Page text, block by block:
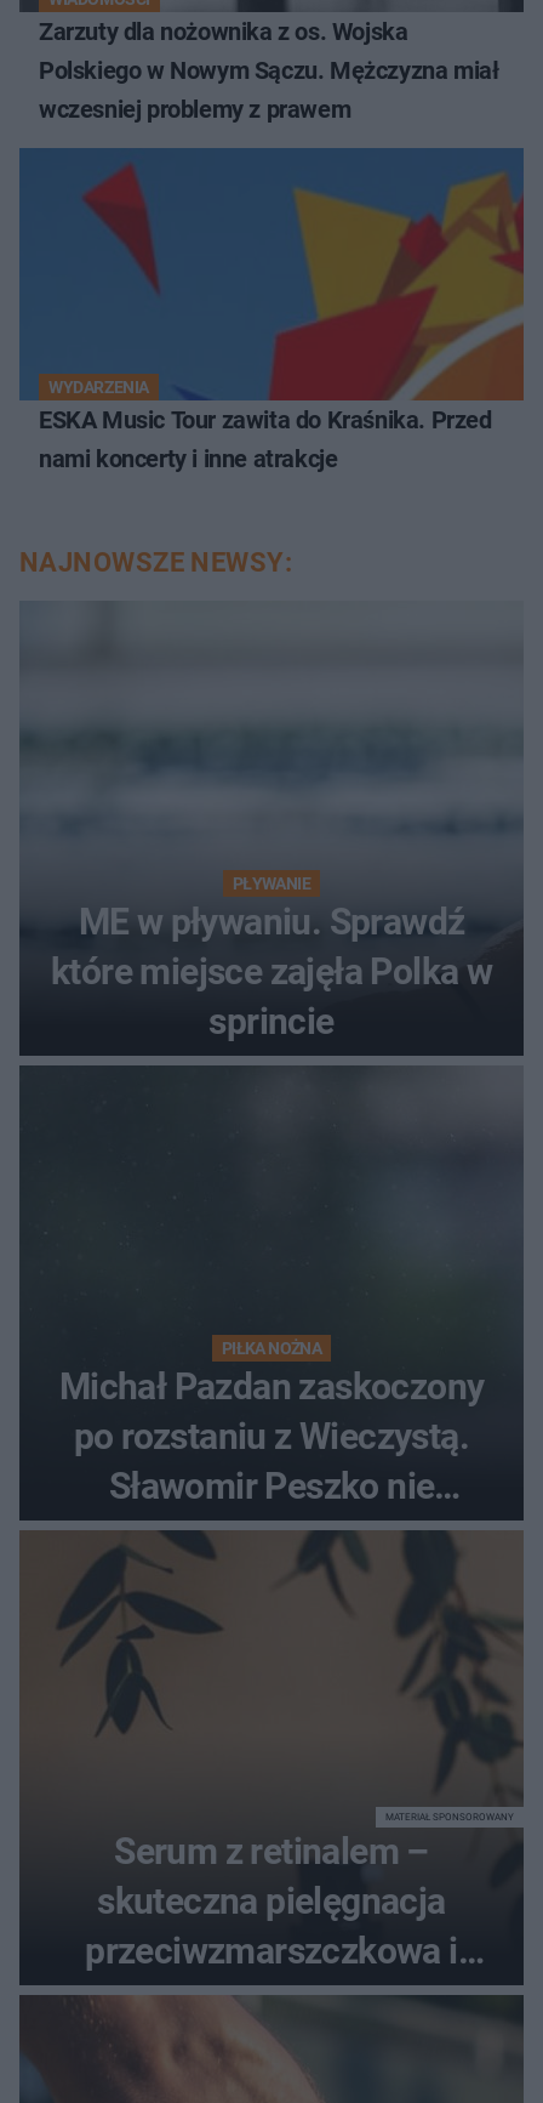
Zarzuty dla nożownika z os. Wojska
Polskiego w Nowym Sączu. Mężczyzna miał
wczesniej problemy z prawem
WYDARZENIA
ESKA Music Tour zawita do Kraśnika. Przed
nami koncerty i inne atrakcje
NAJNOWSZE NEWSY:
PŁYWANIE
ME w pływaniu. Sprawdź
które miejsce zajęła Polka w
sprincie
PIŁKA NOŻNA
Michał Pazdan zaskoczony
po rozstaniu z Wieczystą.
Sławomir Peszko nie
dotrzymał słowa?
Serum z retinalem –
skuteczna pielęgnacja
przeciwzmarszczkowa i
regenerująca
MATERIAŁ SPONSOROWANY